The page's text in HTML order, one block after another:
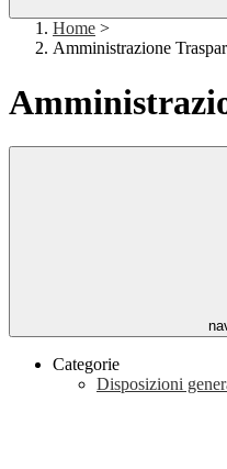
Home >
Amministrazione
Categorie
Disposizioni